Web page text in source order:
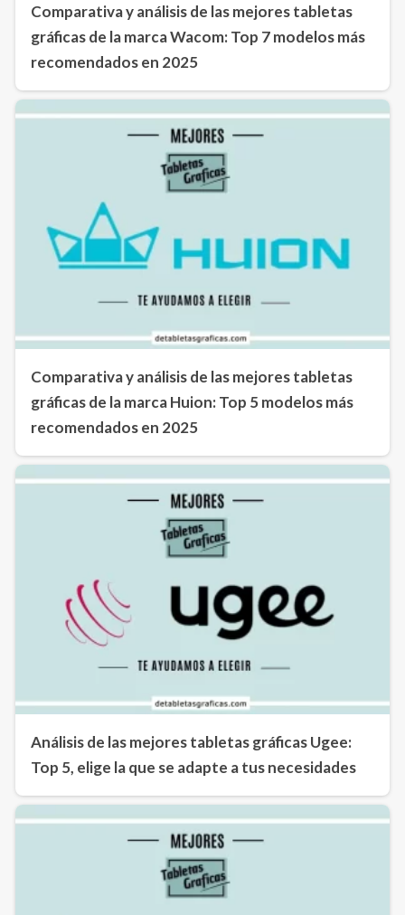
Comparativa y análisis de las mejores tabletas
gráficas de la marca Wacom: Top 7 modelos más
recomendados en 2025
Comparativa y análisis de las mejores tabletas
gráficas de la marca Huion: Top 5 modelos más
recomendados en 2025
Análisis de las mejores tabletas gráficas Ugee:
Top 5, elige la que se adapte a tus necesidades